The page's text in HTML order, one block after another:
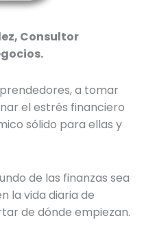
Consultor
a tomar
el estrés financiero
sólido para ellas y
de las finanzas sea
la vida diaria de
de dónde empiezan.